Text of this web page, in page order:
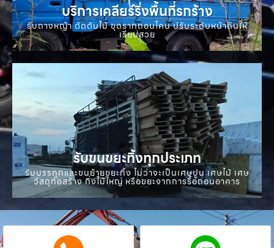
บริการเคลียร์ริ่งพื้นที่รกร้าง
รับถางหญ้า ตัดต้นไม้ ขุดรากถอนโคน ปรับระดับหน้าดินให้
เรียบสวย
รับขนขยะทิ้งทุกประเภท
รับบรรทุกและขนย้ายขยะทิ้ง ไม่ว่าจะเป็นเศษปูน เศษไม้ เศษ
วัสดุก่อสร้าง กิ่งไม้ใหญ่ หรือขยะจากการรื้อถอนอาคาร